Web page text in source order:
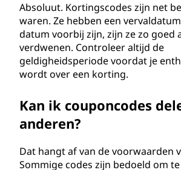
Absoluut. Kortingscodes zijn net
waren. Ze hebben een
datum voorbij zijn, zijn ze zo goed
verdwenen. Controleer altijd de
geldigheidsperiode voordat je
wordt over een korting.
Kan ik couponcodes
anderen?
Dat hangt af van de voorwaarden
Sommige codes zijn bedoeld om